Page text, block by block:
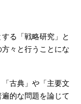
る「戦略研究」と
々と行うことにな
古典」や「主要文
的な問題を論じて